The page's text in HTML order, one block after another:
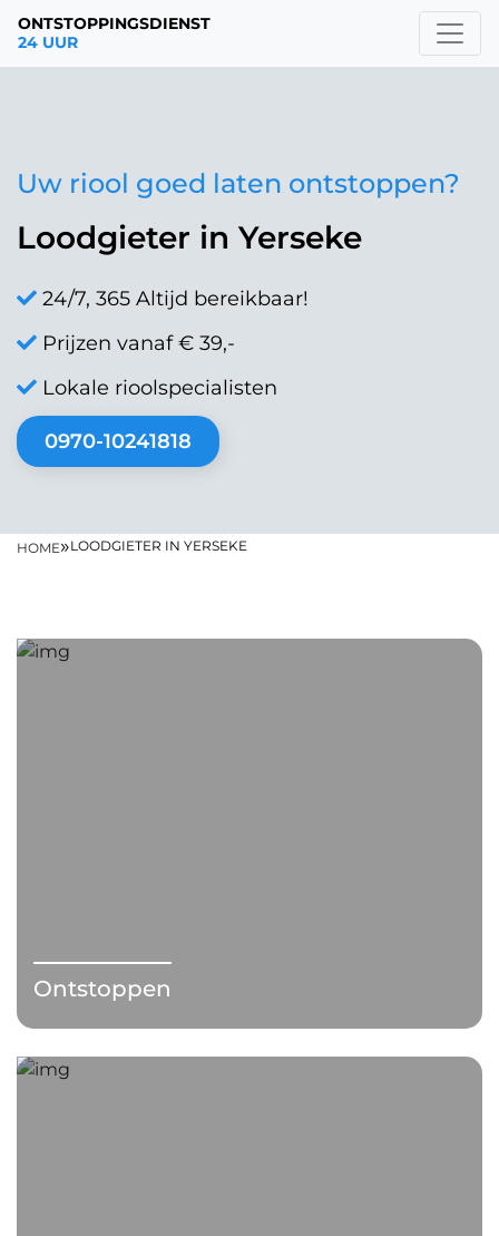
ONTSTOPPINGSDIENST
24 UUR
Uw riool goed laten ontstoppen?
Loodgieter in Yerseke
24/7, 365 Altijd bereikbaar!
Prijzen vanaf € 39,-
Lokale rioolspecialisten
0970-10241818
HOME»LOODGIETER IN YERSEKE
Ontstoppen